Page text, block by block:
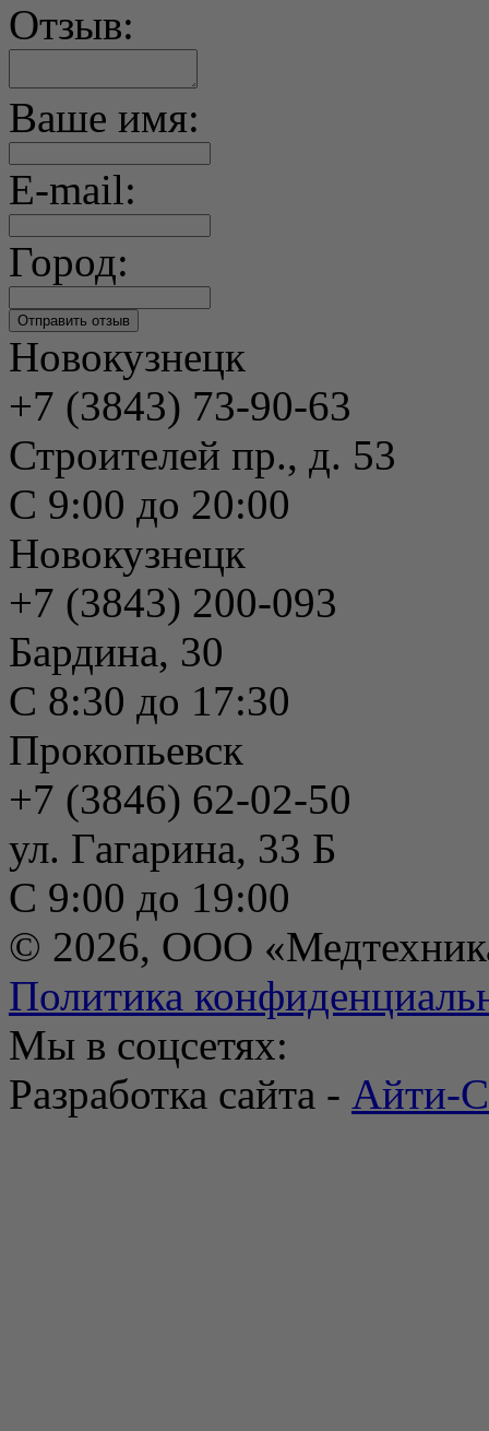
Отзыв:
Ваше имя:
E-mail:
Город:
Новокузнецк
+7 (3843) 73-90-63
Строителей пр., д. 53
С 9:00 до 20:00
Новокузнецк
+7 (3843) 200-093
Бардина, 30
С 8:30 до 17:30
Прокопьевск
+7 (3846) 62-02-50
ул. Гагарина, 33 Б
С 9:00 до 19:00
© 2026, ООО
Политика
Мы в соцсетях:
Разработка сайта - Айти-